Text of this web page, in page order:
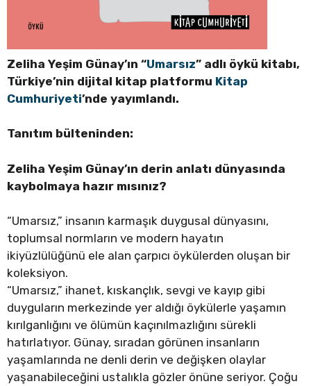
Zeliha Yeşim Günay’ın “Umarsız” adlı öykü kitabı,
Türkiye’nin dijital kitap platformu Kitap
Cumhuriyeti’nde yayımlandı.
Tanıtım bülteninden:
Zeliha Yeşim Günay’ın derin anlatı dünyasında
kaybolmaya hazır mısınız?
“Umarsız,” insanın karmaşık duygusal dünyasını,
toplumsal normların ve modern hayatın
ikiyüzlülüğünü ele alan çarpıcı öykülerden oluşan bir
koleksiyon.
“Umarsız,” ihanet, kıskançlık, sevgi ve kayıp gibi
duyguların merkezinde yer aldığı öykülerle yaşamın
kırılganlığını ve ölümün kaçınılmazlığını sürekli
hatırlatıyor. Günay, sıradan görünen insanların
yaşamlarında ne denli derin ve değişken olaylar
yaşanabileceğini ustalıkla gözler önüne seriyor. Çoğu